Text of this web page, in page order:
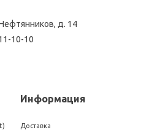
д. 14
10-10
Информация
Доставка